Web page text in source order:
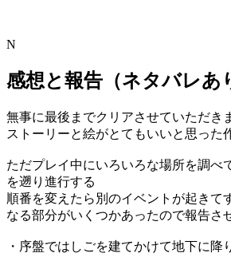
N
感想と報告（ネタバレあ
無事に最後までクリアさせていただき
ストーリーと絵がとてもいいと思った
ただプレイ中にいろいろな場所を調べ
を遡り進行する
順番を変えたら別のイベントが起きて
なる部分がいくつかあったので報告さ
・序盤ではしごを建てかけて地下に降